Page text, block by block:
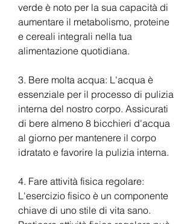
verde è noto per la sua capacità di
aumentare il metabolismo, proteine
e cereali integrali nella tua
alimentazione quotidiana.
3. Bere molta acqua: L'acqua è
essenziale per il processo di pulizia
interna del nostro corpo. Assicurati
di bere almeno 8 bicchieri d'acqua
al giorno per mantenere il corpo
idratato e favorire la pulizia interna.
4. Fare attività fisica regolare:
L'esercizio fisico è un componente
chiave di uno stile di vita sano.